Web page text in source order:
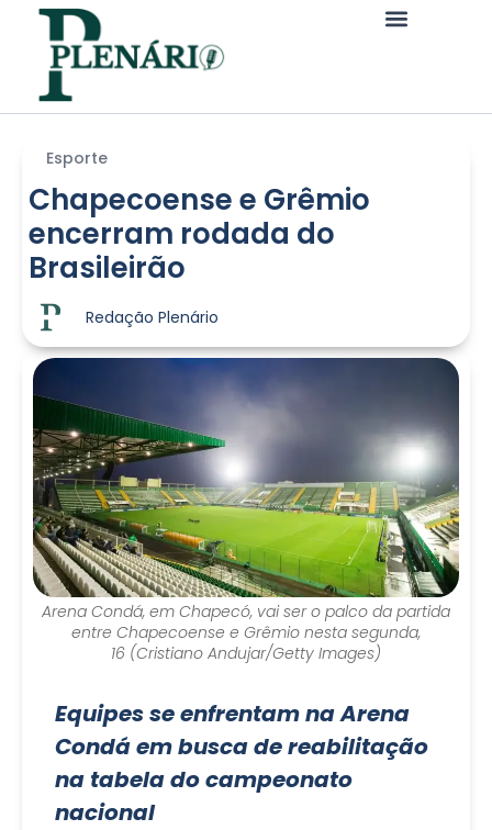
Esporte
Chapecoense e Grêmio
encerram rodada do
Brasileirão
Redação Plenário
Arena Condá, em Chapecó, vai ser o palco da partida
entre Chapecoense e Grêmio nesta segunda,
16 (Cristiano Andujar/Getty Images)
Equipes se enfrentam na Arena
Condá em busca de reabilitação
na tabela do campeonato
nacional